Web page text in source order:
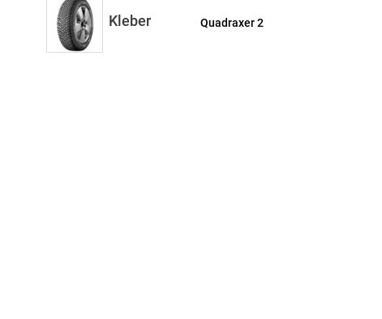
Kleber Quadraxer 2